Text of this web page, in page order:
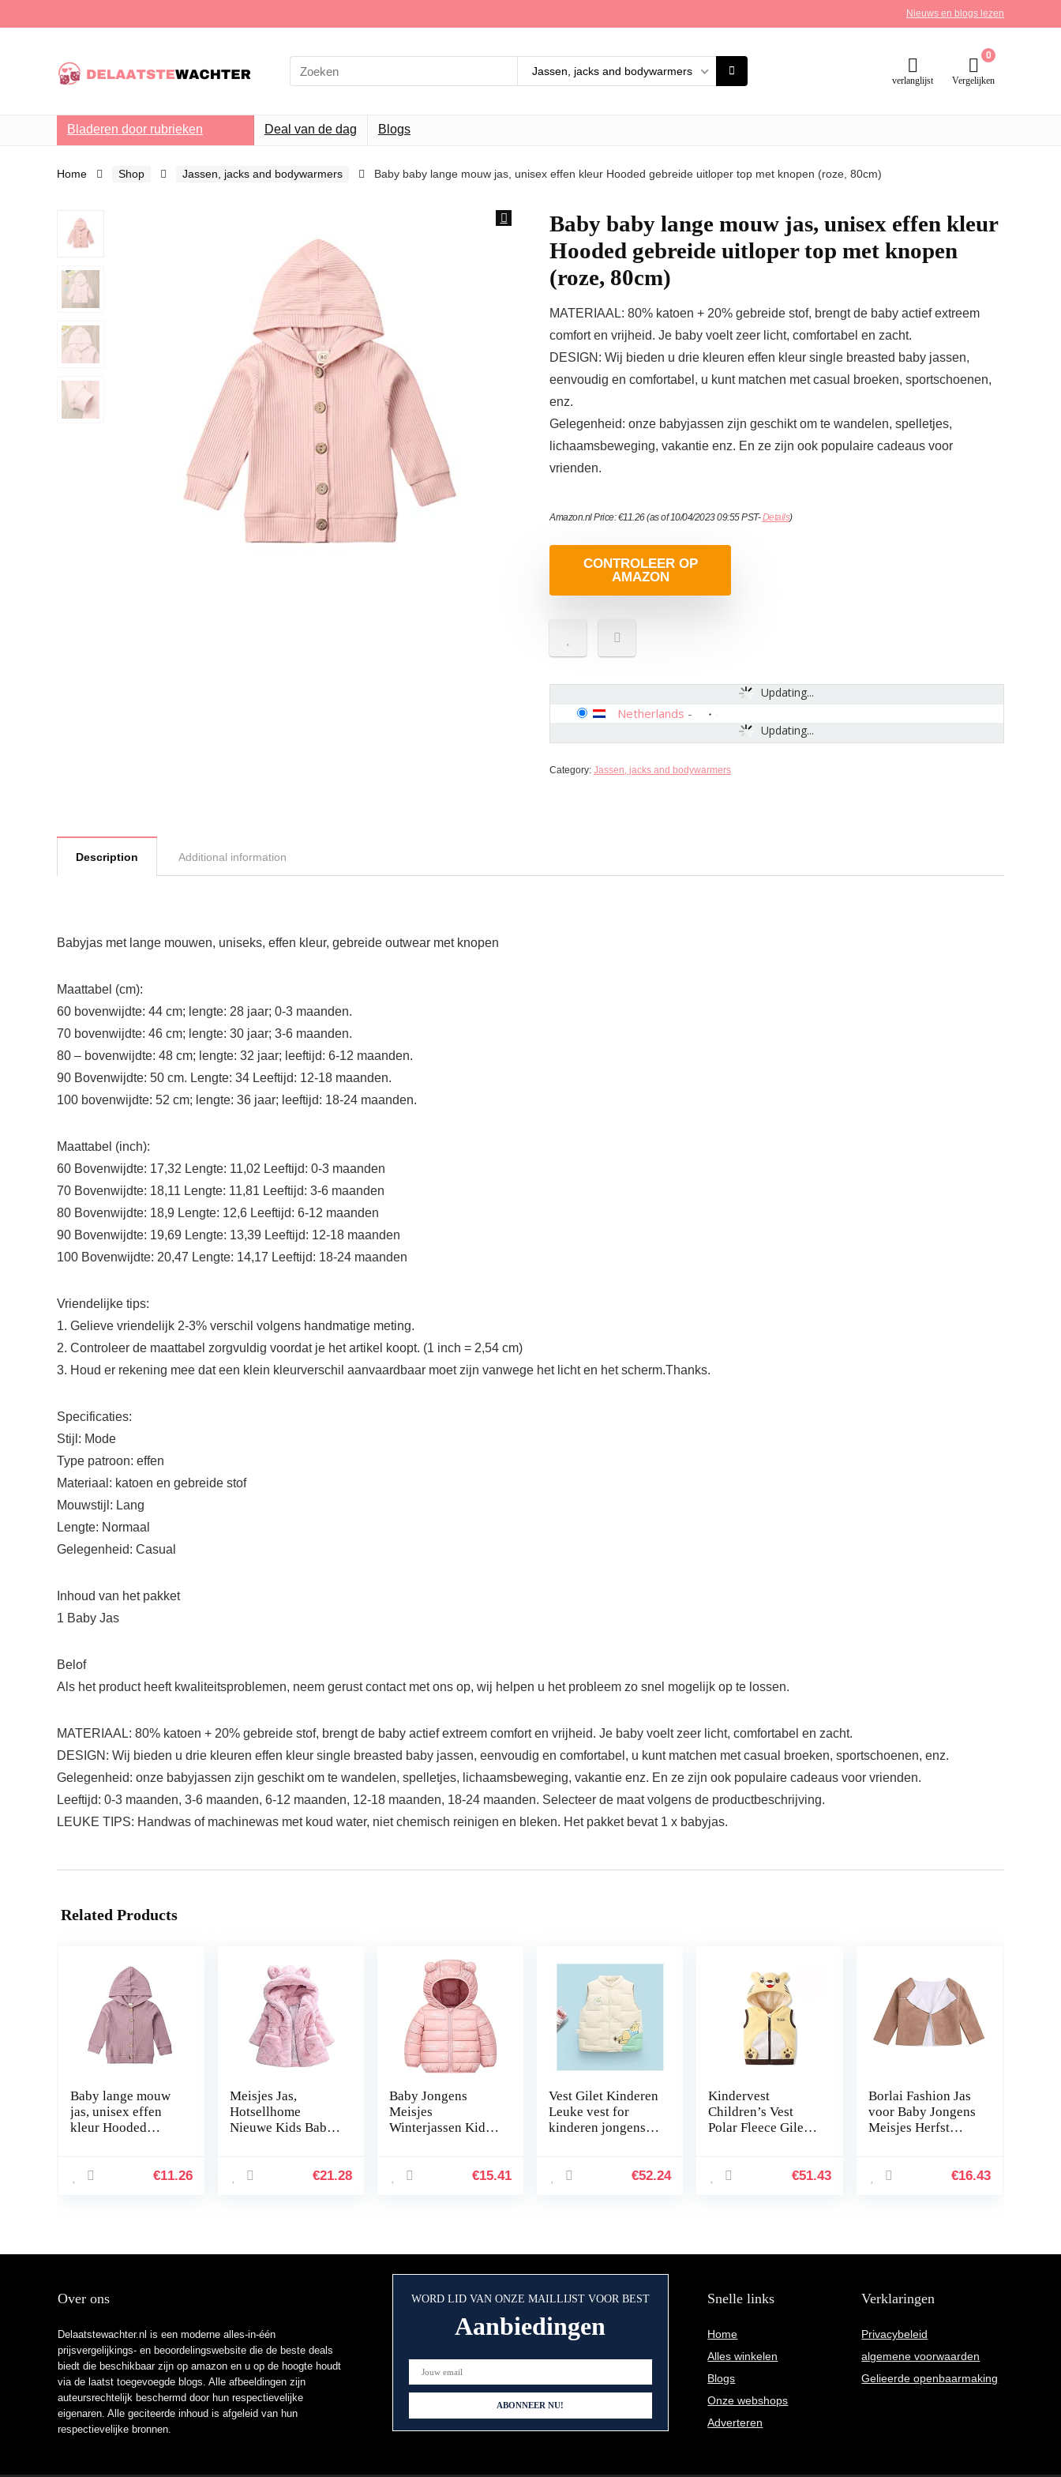
Nieuws en blogs lezen
Search
for:
Jassen, jacks and bodywarmers
verlanglijst
0
Vergelijken
Bladeren door rubrieken Deal van de dag Blogs
Home Shop Jassen, jacks and bodywarmers Baby baby lange mouw jas, unisex effen kleur Hooded gebreide uitloper top met knopen (roze, 80cm)
Baby baby lange mouw jas, unisex effen kleur
Hooded gebreide uitloper top met knopen
(roze, 80cm)
MATERIAAL: 80% katoen + 20% gebreide stof, brengt de baby actief extreem
comfort en vrijheid. Je baby voelt zeer licht, comfortabel en zacht.
DESIGN: Wij bieden u drie kleuren effen kleur single breasted baby jassen,
eenvoudig en comfortabel, u kunt matchen met casual broeken, sportschoenen,
enz.
Gelegenheid: onze babyjassen zijn geschikt om te wandelen, spelletjes,
lichaamsbeweging, vakantie enz. En ze zijn ook populaire cadeaus voor
vrienden.
Amazon.nl Price:€11.26(as of 10/04/2023 09:55 PST-Details)
CONTROLEER OP
AMAZON
Updating...
Updating...
Netherlands -
Category: Jassen, jacks and bodywarmers
Description Additional information
Babyjas met lange mouwen, uniseks, effen kleur, gebreide outwear met knopen
Maattabel (cm):
60 bovenwijdte: 44 cm; lengte: 28 jaar; 0-3 maanden.
70 bovenwijdte: 46 cm; lengte: 30 jaar; 3-6 maanden.
80 – bovenwijdte: 48 cm; lengte: 32 jaar; leeftijd: 6-12 maanden.
90 Bovenwijdte: 50 cm. Lengte: 34 Leeftijd: 12-18 maanden.
100 bovenwijdte: 52 cm; lengte: 36 jaar; leeftijd: 18-24 maanden.
Maattabel (inch):
60 Bovenwijdte: 17,32 Lengte: 11,02 Leeftijd: 0-3 maanden
70 Bovenwijdte: 18,11 Lengte: 11,81 Leeftijd: 3-6 maanden
80 Bovenwijdte: 18,9 Lengte: 12,6 Leeftijd: 6-12 maanden
90 Bovenwijdte: 19,69 Lengte: 13,39 Leeftijd: 12-18 maanden
100 Bovenwijdte: 20,47 Lengte: 14,17 Leeftijd: 18-24 maanden
Vriendelijke tips:
1. Gelieve vriendelijk 2-3% verschil volgens handmatige meting.
2. Controleer de maattabel zorgvuldig voordat je het artikel koopt. (1 inch = 2,54 cm)
3. Houd er rekening mee dat een klein kleurverschil aanvaardbaar moet zijn vanwege het licht en het scherm.Thanks.
Specificaties:
Stijl: Mode
Type patroon: effen
Materiaal: katoen en gebreide stof
Mouwstijl: Lang
Lengte: Normaal
Gelegenheid: Casual
Inhoud van het pakket
1 Baby Jas
Belof
Als het product heeft kwaliteitsproblemen, neem gerust contact met ons op, wij helpen u het probleem zo snel mogelijk op te lossen.
MATERIAAL: 80% katoen + 20% gebreide stof, brengt de baby actief extreem comfort en vrijheid. Je baby voelt zeer licht, comfortabel en zacht.
DESIGN: Wij bieden u drie kleuren effen kleur single breasted baby jassen, eenvoudig en comfortabel, u kunt matchen met casual broeken, sportschoenen, enz.
Gelegenheid: onze babyjassen zijn geschikt om te wandelen, spelletjes, lichaamsbeweging, vakantie enz. En ze zijn ook populaire cadeaus voor vrienden.
Leeftijd: 0-3 maanden, 3-6 maanden, 6-12 maanden, 12-18 maanden, 18-24 maanden. Selecteer de maat volgens de productbeschrijving.
LEUKE TIPS: Handwas of machinewas met koud water, niet chemisch reinigen en bleken. Het pakket bevat 1 x babyjas.
Related Products
Baby lange mouw
jas, unisex effen
kleur Hooded
Paars, 0 Maanden
€11.26
Meisjes Jas,
Hotsellhome
Nieuwe Kids Baby
Mantel Jas Warme
€21.28
Baby Jongens
Meisjes
Winterjassen Kids
Baby’s Outwear
€15.41
Vest Gilet Kinderen
Leuke vest for
kinderen jongens
don katoenen vest
€52.24
Kindervest
Children’s Vest
Polar Fleece Gilet
Lightweight
€51.43
Borlai Fashion Jas
voor Baby Jongens
Meisjes Herfst
Jas, 1-6 Jaar
€16.43
Over ons
Delaatstewachter.nl is een moderne alles-in-één
prijsvergelijkings- en beoordelingswebsite die de beste deals
biedt die beschikbaar zijn op amazon en u op de hoogte houdt
via de laatst toegevoegde blogs. Alle afbeeldingen zijn
auteursrechtelijk beschermd door hun respectievelijke
eigenaren. Alle geciteerde inhoud is afgeleid van hun
respectievelijke bronnen.
WORD LID VAN ONZE MAILLIJST VOOR BEST
Aanbiedingen
Snelle links
Home
Alles winkelen
Blogs
Onze webshops
Adverteren
Verklaringen
Privacybeleid
algemene voorwaarden
Gelieerde openbaarmaking